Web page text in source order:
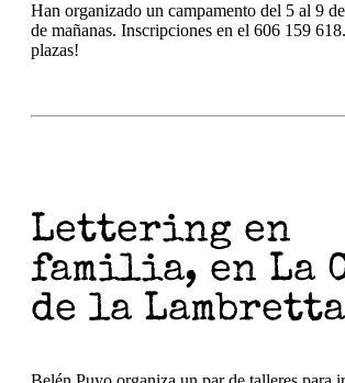
Han organizado un campamento del 5 al 9
de mañanas. Inscripciones en el 606 159
plazas!
Lettering en
familia, en La
de la Lambretta